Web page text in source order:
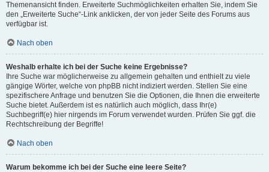
Themenansicht finden. Erweiterte Suchmöglichkeiten erhalten Sie, indem Sie
den „Erweiterte Suche“-Link anklicken, der von jeder Seite des Forums aus
verfügbar ist.
Nach oben
Weshalb erhalte ich bei der Suche keine Ergebnisse?
Ihre Suche war möglicherweise zu allgemein gehalten und enthielt zu viele
gängige Wörter, welche von phpBB nicht indiziert werden. Stellen Sie eine
spezifischere Anfrage und benutzen Sie die Optionen, die Ihnen die erweiterte
Suche bietet. Außerdem ist es natürlich auch möglich, dass Ihr(e)
Suchbegriff(e) hier nirgends im Forum verwendet wurden. Prüfen Sie ggf. die
Rechtschreibung der Begriffe!
Nach oben
Warum bekomme ich bei der Suche eine leere Seite?